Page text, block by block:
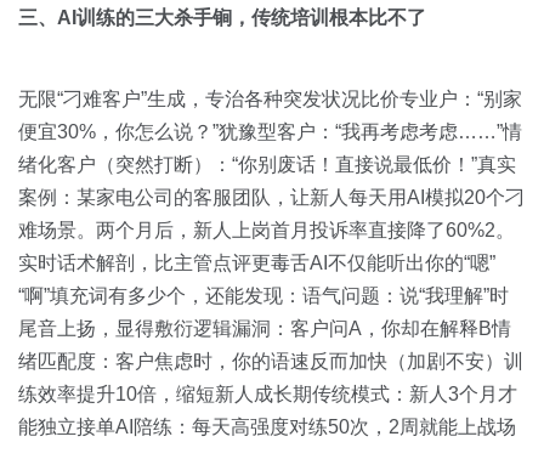
三、AI训练的三大杀手锏，传统培训根本比不了
无限“刁难客户”生成，专治各种突发状况比价专业户：“别家
便宜30%，你怎么说？”犹豫型客户：“我再考虑考虑……”情
绪化客户（突然打断）：“你别废话！直接说最低价！”真实
案例：某家电公司的客服团队，让新人每天用AI模拟20个刁
难场景。两个月后，新人上岗首月投诉率直接降了60%2。
实时话术解剖，比主管点评更毒舌AI不仅能听出你的“嗯”
“啊”填充词有多少个，还能发现：语气问题：说“我理解”时
尾音上扬，显得敷衍逻辑漏洞：客户问A，你却在解释B情
绪匹配度：客户焦虑时，你的语速反而加快（加剧不安）训
练效率提升10倍，缩短新人成长期传统模式：新人3个月才
能独立接单AI陪练：每天高强度对练50次，2周就能上战场